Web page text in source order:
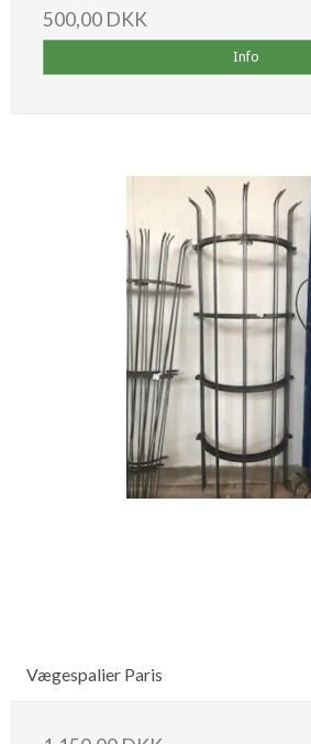
500,00 DKK
Info
Vægespalier Paris